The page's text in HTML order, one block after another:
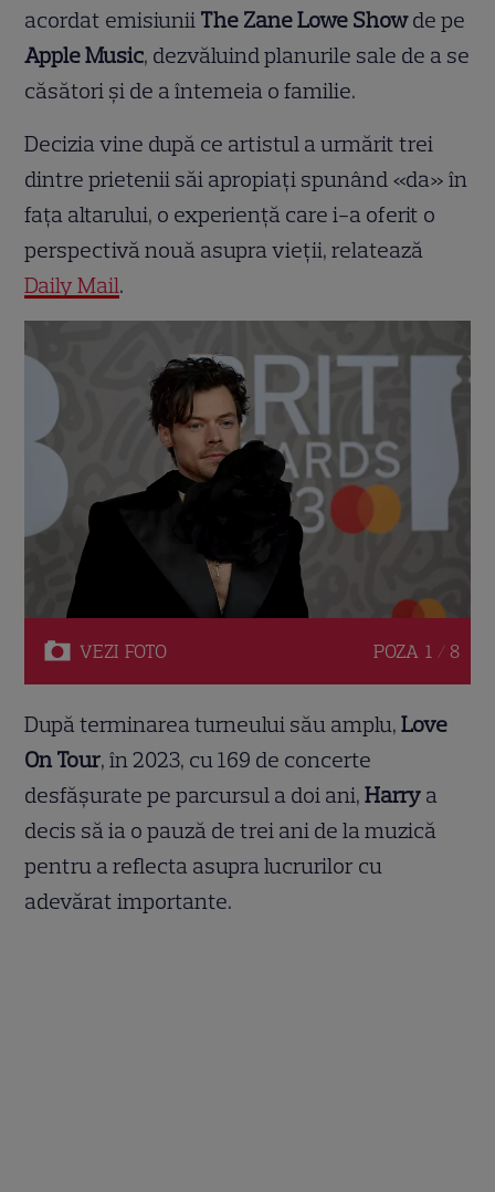
acordat emisiunii The Zane Lowe Showde pe
Apple Music, dezvăluind planurile sale de a se
căsători și de a întemeia o familie.
Decizia vine după ce artistul a urmărit trei
dintre prietenii săi apropiați spunând «da» în
fața altarului, o experiență care i-a oferit o
perspectivă nouă asupra vieții, relatează
Daily Mail.
VEZI FOTO POZA 1 / 8
După terminarea turneului său amplu,Love
On Tour, în 2023, cu 169 de concerte
desfășurate pe parcursul a doi ani,Harry a
decis să ia o pauză de trei ani de la muzică
pentru a reflecta asupra lucrurilor cu
adevărat importante.